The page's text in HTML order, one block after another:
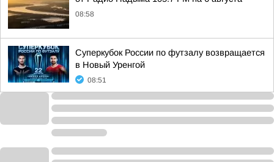
08:58
Суперкубок России по футзалу возвращается
в Новый Уренгой
08:51